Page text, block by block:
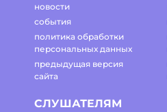
новости
события
политика обработки
персональных данных
предыдущая версия
сайта
СЛУШАТЕЛЯМ